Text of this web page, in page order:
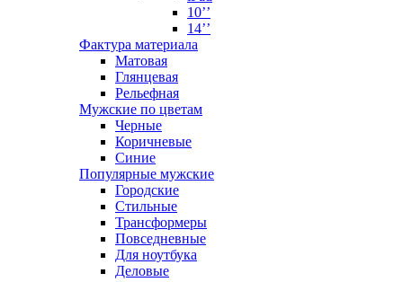
10’’
14’’
Фактура материала
Матовая
Глянцевая
Рельефная
Мужские по цветам
Черные
Коричневые
Синие
Популярные мужские
Городские
Стильные
Трансформеры
Повседневные
Для ноутбука
Деловые